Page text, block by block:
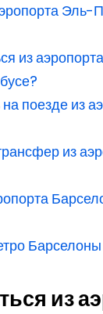
Эль-
из
поезде из
из
Барселоны
из